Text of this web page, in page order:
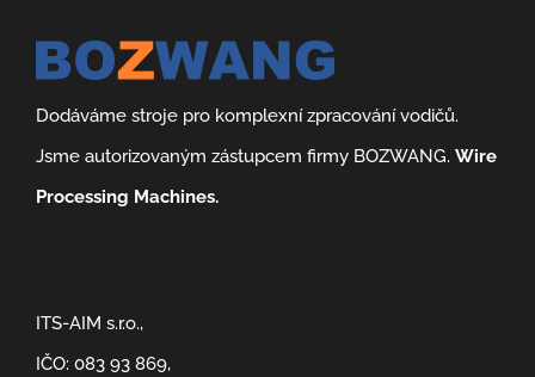
Dodáváme stroje pro komplexní zpracování vodičů.
Jsme autorizovaným zástupcem firmy BOZWANG. Wire
Processing Machines.
ITS-AIM s.r.o.,
IČO: 083 93 869,